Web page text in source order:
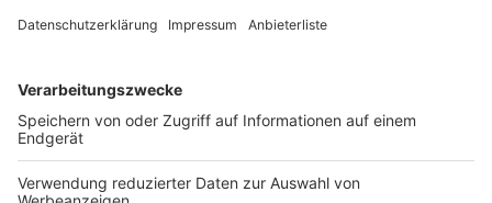
Küche im Radio. Starkoch Nelson Müller lädt uns
er uns täglich mit raffinierten Rezepten zum
Nachkochen oder Nachkochen lassen. Nelson nimmt
uns mit in seine Küche und weiht uns in die
Geheimnisse eines bekannten Profikochs ein. Der
Kitchen Club by Nelson Müller ist etwas für alle